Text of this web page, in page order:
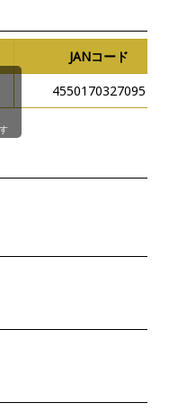
JANコード
4550170327095